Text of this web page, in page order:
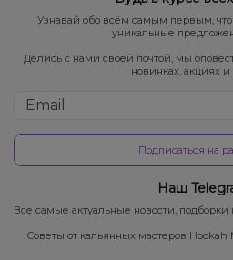
Узнавай обо всём самым первым,
уникальные
Делись с нами своей почтой, мы
новинках, акциях и
Подписаться на
Наш
Все самые актуальные новости,
Советы от кальянных мастеров Hookah